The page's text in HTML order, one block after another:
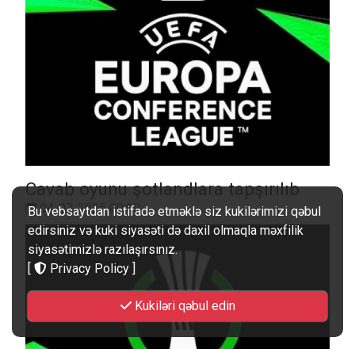
Cavab oyunu şotlandlara tapşırılıb
04-07-2025 00:00
Bu vebsaytdan istifadə etməklə siz kukilərimizi qəbul
edirsiniz və kuki siyasəti də daxil olmaqla məxfilik
siyasətimizlə razılaşırsınız.
[
Privacy Policy ]
Kukiləri qəbul edin